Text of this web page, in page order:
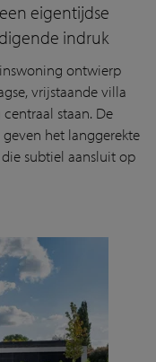
eigentijdse
indruk
ontwierp
vrijstaande villa
staan. De
het langgerekte
subtiel aansluit op